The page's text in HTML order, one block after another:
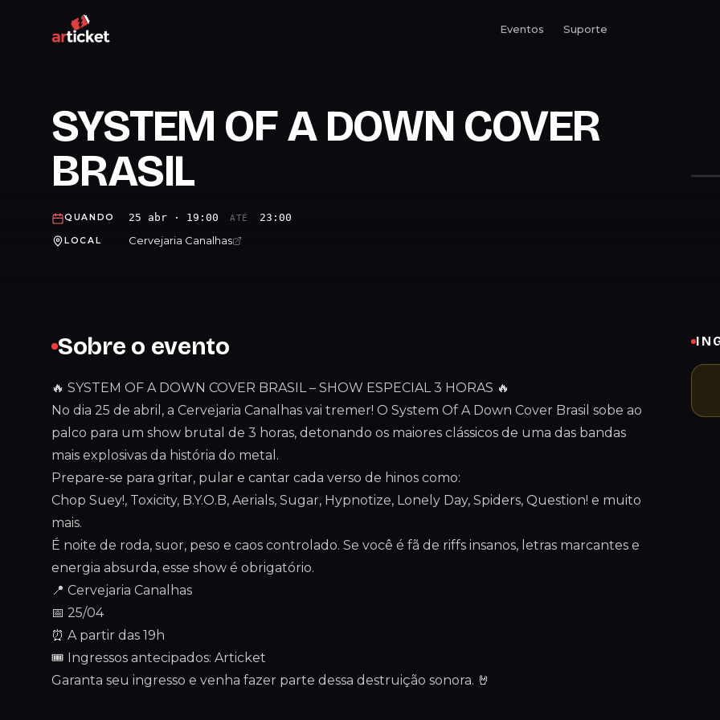
Eventos Suporte
SYSTEM OF A DOWN COVER
BRASIL
QUANDO 25 abr · 19:00 ATÉ 23:00
LOCAL Cervejaria Canalhas
Sobre o evento
🔥 SYSTEM OF A DOWN COVER BRASIL – SHOW ESPECIAL 3 HORAS 🔥
No dia 25 de abril, a Cervejaria Canalhas vai tremer! O System Of A Down Cover Brasil sobe ao
palco para um show brutal de 3 horas, detonando os maiores clássicos de uma das bandas
mais explosivas da história do metal.
Prepare-se para gritar, pular e cantar cada verso de hinos como:
Chop Suey!, Toxicity, B.Y.O.B, Aerials, Sugar, Hypnotize, Lonely Day, Spiders, Question! e muito
mais.
É noite de roda, suor, peso e caos controlado. Se você é fã de riffs insanos, letras marcantes e
energia absurda, esse show é obrigatório.
📍 Cervejaria Canalhas
📅 25/04
⏰ A partir das 19h
🎟️ Ingressos antecipados: Articket
Garanta seu ingresso e venha fazer parte dessa destruição sonora. 🤘